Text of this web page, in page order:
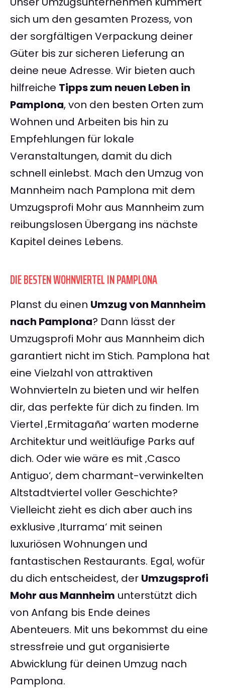
sich um den gesamten Prozess, von
der sorgfältigen Verpackung deiner
Güter bis zur sicheren Lieferung an
deine neue Adresse. Wir bieten auch
hilfreiche Tipps zum neuen Leben in
Pamplona, von den besten Orten zum
Wohnen und Arbeiten bis hin zu
Empfehlungen für lokale
Veranstaltungen, damit du dich
schnell einlebst. Mach den Umzug von
Mannheim nach Pamplona mit dem
Umzugsprofi Mohr aus Mannheim zum
reibungslosen Übergang ins nächste
Kapitel deines Lebens.
DIE BESTEN WOHNVIERTEL IN PAMPLONA
Planst du einen Umzug von Mannheim
nach Pamplona? Dann lässt der
Umzugsprofi Mohr aus Mannheim dich
garantiert nicht im Stich. Pamplona hat
eine Vielzahl von attraktiven
Wohnvierteln zu bieten und wir helfen
dir, das perfekte für dich zu finden. Im
Viertel ‚Ermitagaña‘ warten moderne
Architektur und weitläufige Parks auf
dich. Oder wie wäre es mit ‚Casco
Antiguo‘, dem charmant-verwinkelten
Altstadtviertel voller Geschichte?
Vielleicht zieht es dich aber auch ins
exklusive ‚Iturrama‘ mit seinen
luxuriösen Wohnungen und
fantastischen Restaurants. Egal, wofür
du dich entscheidest, der Umzugsprofi
Mohr aus Mannheim unterstützt dich
von Anfang bis Ende deines
Abenteuers. Mit uns bekommst du eine
stressfreie und gut organisierte
Abwicklung für deinen Umzug nach
Pamplona.